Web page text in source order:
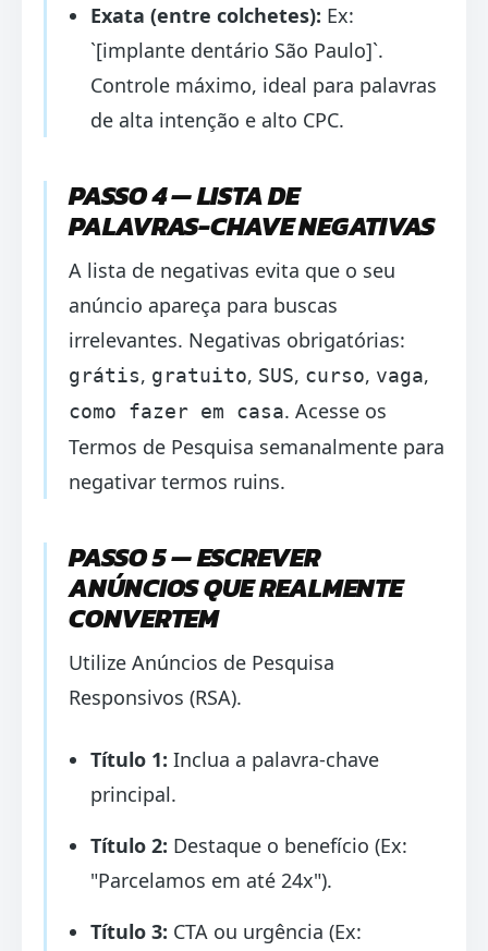
Exata (entre colchetes): Ex:
`[implante dentário São Paulo]`.
Controle máximo, ideal para palavras
de alta intenção e alto CPC.
PASSO 4 — LISTA DE
PALAVRAS-CHAVE NEGATIVAS
A lista de negativas evita que o seu
anúncio apareça para buscas
irrelevantes. Negativas obrigatórias:
grátis, gratuito, SUS, curso, vaga,
como fazer em casa. Acesse os
Termos de Pesquisa semanalmente para
negativar termos ruins.
PASSO 5 — ESCREVER
ANÚNCIOS QUE REALMENTE
CONVERTEM
Utilize Anúncios de Pesquisa
Responsivos (RSA).
Título 1: Inclua a palavra-chave
principal.
Título 2: Destaque o benefício (Ex:
"Parcelamos em até 24x").
Título 3: CTA ou urgência (Ex: